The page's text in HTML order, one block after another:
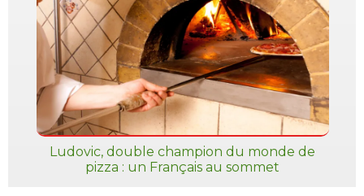
Ludovic, double champion du monde de
pizza : un Français au sommet